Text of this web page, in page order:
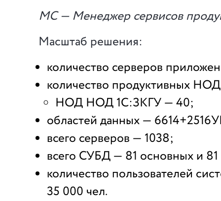
МС — Менеджер сервисов
Масштаб решения:
количество серверов
количество продуктивных НОД
НОД НОД 1С:ЗКГУ — 40;
областей данных —
всего серверов — 1038;
всего СУБД — 81 основных и
количество пользователей
35 000 чел.